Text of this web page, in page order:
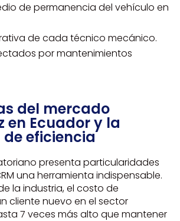
de permanencia del vehículo en
de cada técnico mecánico.
por mantenimientos
del mercado
en Ecuador y la
eficiencia
presenta particularidades
una herramienta indispensable.
la industria, el costo de
cliente nuevo en el sector
7 veces más alto que mantener